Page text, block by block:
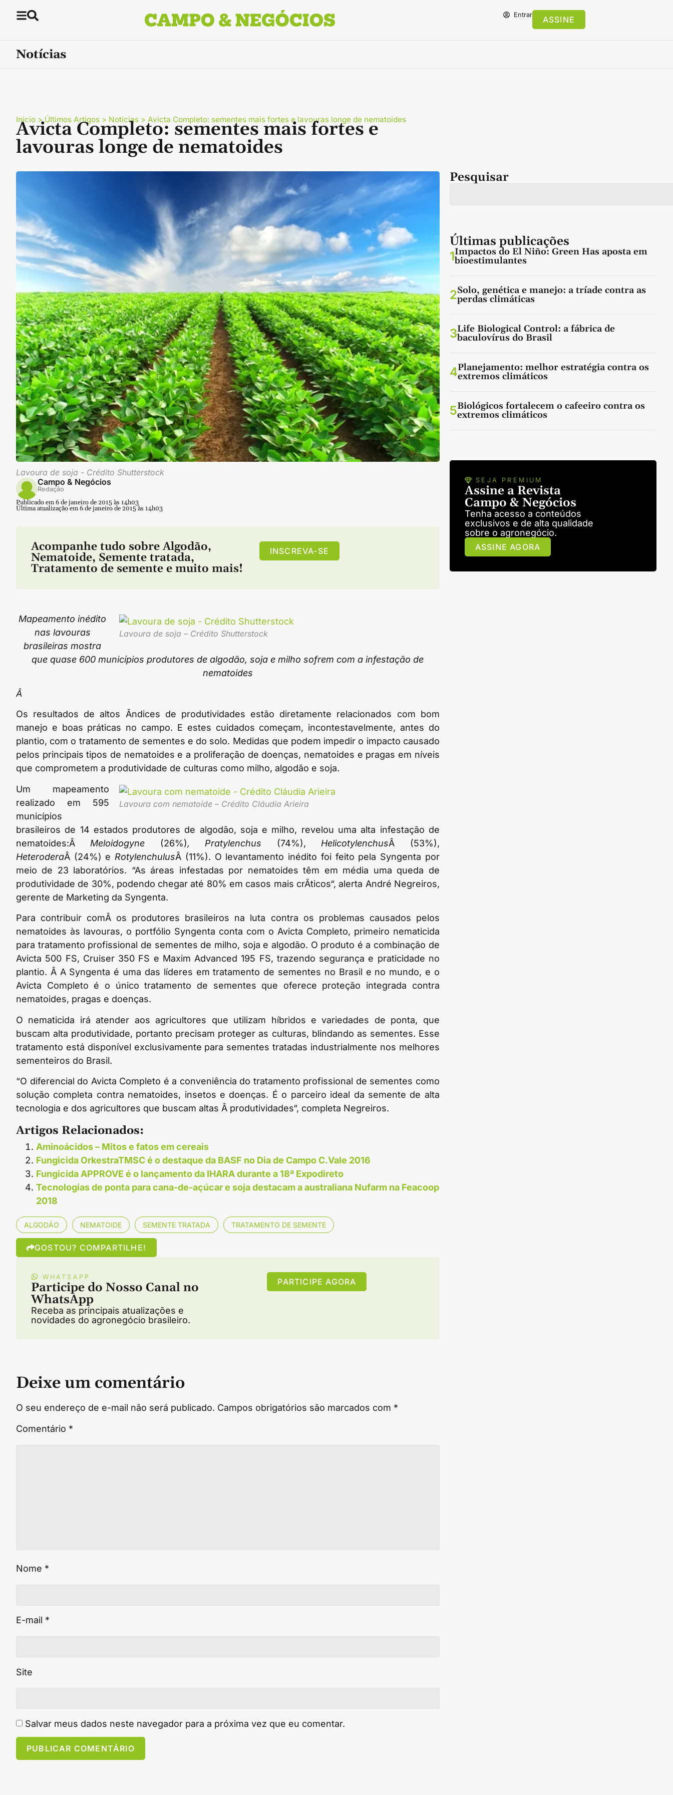
Entrar ASSINE
Notícias
Início >Últimos Artigos > Notícias > Avicta Completo: sementes mais fortes e lavouras longe de nematoides
Avicta Completo: sementes mais fortes e
lavouras longe de nematoides
Lavoura de soja - Crédito Shutterstock
Campo & Negócios
Redação
Publicado em 6 de janeiro de 2015 às 14h03
Última atualização em 6 de janeiro de 2015 às 14h03
Acompanhe tudo sobre Algodão,
Nematoide, Semente tratada,
Tratamento de semente e muito mais!
INSCREVA-SE
Lavoura de soja – Crédito Shutterstock
Mapeamento inédito
nas lavouras
brasileiras mostra
que quase 600 municípios produtores de algodão, soja e milho sofrem com a infestação de
nematoides
Â
Os resultados de altos Ã­ndices de produtividades estão diretamente relacionados com bom
manejo e boas práticas no campo. E estes cuidados começam, incontestavelmente, antes do
plantio, com o tratamento de sementes e do solo. Medidas que podem impedir o impacto causado
pelos principais tipos de nematoides e a proliferação de doenças, nematoides e pragas em níveis
que comprometem a produtividade de culturas como milho, algodão e soja.
Lavoura com nematoide – Crédito Cláudia Arieira
Um mapeamento
realizado em 595
municípios
brasileiros de 14 estados produtores de algodão, soja e milho, revelou uma alta infestação de
nematoides:Â Meloidogyne (26%), Pratylenchus (74%), HelicotylenchusÂ (53%),
HeteroderaÂ (24%) e RotylenchulusÂ (11%). O levantamento inédito foi feito pela Syngenta por
meio de 23 laboratórios. “As áreas infestadas por nematoides têm em média uma queda de
produtividade de 30%, podendo chegar até 80% em casos mais crÃ­ticos“, alerta André Negreiros,
gerente de Marketing da Syngenta.
Para contribuir comÂ os produtores brasileiros na luta contra os problemas causados pelos
nematoides às lavouras, o portfólio Syngenta conta com o Avicta Completo, primeiro nematicida
para tratamento profissional de sementes de milho, soja e algodão. O produto é a combinação de
Avicta 500 FS, Cruiser 350 FS e Maxim Advanced 195 FS, trazendo segurança e praticidade no
plantio. Â A Syngenta é uma das líderes em tratamento de sementes no Brasil e no mundo, e o
Avicta Completo é o único tratamento de sementes que oferece proteção integrada contra
nematoides, pragas e doenças.
O nematicida irá atender aos agricultores que utilizam híbridos e variedades de ponta, que
buscam alta produtividade, portanto precisam proteger as culturas, blindando as sementes. Esse
tratamento está disponível exclusivamente para sementes tratadas industrialmente nos melhores
sementeiros do Brasil.
“O diferencial do Avicta Completo é a conveniência do tratamento profissional de sementes como
solução completa contra nematoides, insetos e doenças. É o parceiro ideal da semente de alta
tecnologia e dos agricultores que buscam altas Â produtividades“, completa Negreiros.
Artigos Relacionados:
Aminoácidos – Mitos e fatos em cereais
Fungicida OrkestraTMSC é o destaque da BASF no Dia de Campo C.Vale 2016
Fungicida APPROVE é o lançamento da IHARA durante a 18ª Expodireto
Tecnologias de ponta para cana-de-açúcar e soja destacam a australiana Nufarm na Feacoop
2018
ALGODÃO NEMATOIDE SEMENTE TRATADA TRATAMENTO DE SEMENTE
GOSTOU? COMPARTILHE!
WHATSAPP
Participe do Nosso Canal no
WhatsApp
Receba as principais atualizações e
novidades do agronegócio brasileiro.
PARTICIPE AGORA
Deixe um comentário
O seu endereço de e-mail não será publicado. Campos obrigatórios são marcados com *
Comentário *
Nome *
E-mail *
Site
Salvar meus dados neste navegador para a próxima vez que eu comentar.
Pesquisar
Últimas publicações
1Impactos do El Niño: Green Has aposta em
bioestimulantes
2Solo, genética e manejo: a tríade contra as
perdas climáticas
3Life Biological Control: a fábrica de
baculovírus do Brasil
4Planejamento: melhor estratégia contra os
extremos climáticos
5Biológicos fortalecem o cafeeiro contra os
extremos climáticos
SEJA PREMIUM
Assine a Revista
Campo & Negócios
Tenha acesso a conteúdos
exclusivos e de alta qualidade
sobre o agronegócio.
ASSINE AGORA